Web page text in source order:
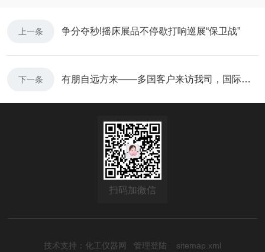
上一条 争分夺秒!摇床展品不停歇打响巡展“保卫战”
下一条 有朋自远方来——多国客户来访我司，国际合作版图再添新篇!
扫码加微信
技术支持： 化工仪器网 管理登陆 sitemap.xml